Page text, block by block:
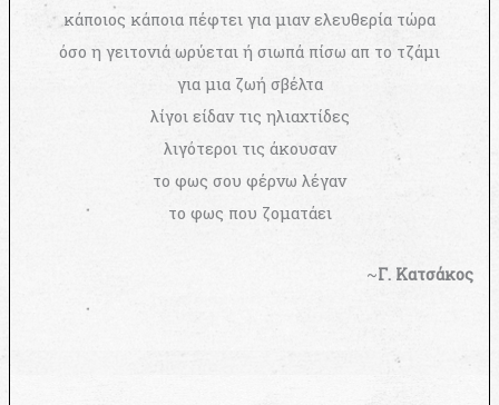
κάποιος κάποια πέφτει για μιαν ελευθερία τώρα
όσο η γειτονιά ωρύεται ή σιωπά πίσω απ το τζάμι
για μια ζωή σβέλτα
λίγοι είδαν τις ηλιαχτίδες
λιγότεροι τις άκουσαν
το φως σου φέρνω λέγαν
το φως που ζοματάει
~Γ. Κατσάκος